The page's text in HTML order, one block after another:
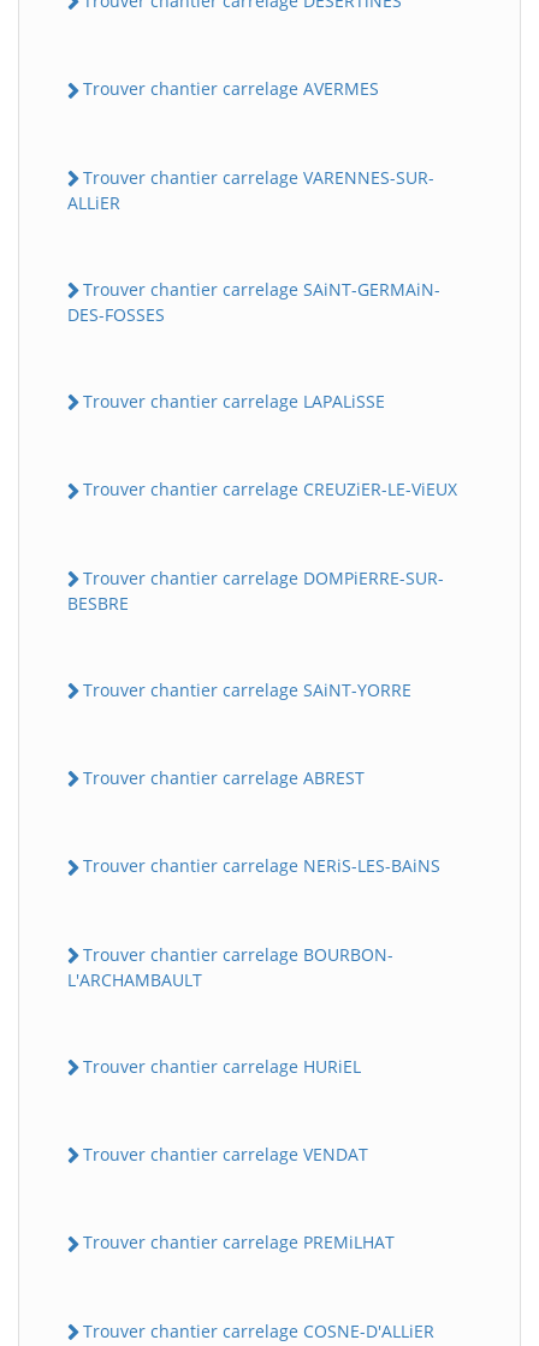
Trouver chantier carrelage AVERMES
Trouver chantier carrelage VARENNES-SUR-
ALLiER
Trouver chantier carrelage SAiNT-GERMAiN-
DES-FOSSES
Trouver chantier carrelage LAPALiSSE
Trouver chantier carrelage CREUZiER-LE-ViEUX
Trouver chantier carrelage DOMPiERRE-SUR-
BESBRE
Trouver chantier carrelage SAiNT-YORRE
Trouver chantier carrelage ABREST
Trouver chantier carrelage NERiS-LES-BAiNS
Trouver chantier carrelage BOURBON-
L'ARCHAMBAULT
Trouver chantier carrelage HURiEL
Trouver chantier carrelage VENDAT
Trouver chantier carrelage PREMiLHAT
Trouver chantier carrelage COSNE-D'ALLiER